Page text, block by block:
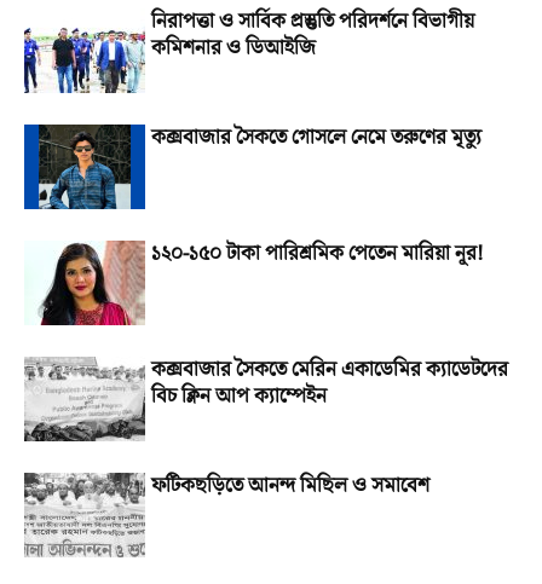
নিরাপত্তা ও সার্বিক প্রস্তুতি পরিদর্শনে বিভাগীয়
কমিশনার ও ডিআইজি
কক্সবাজার সৈকতে গোসলে নেমে তরুণের মৃত্যু
১২০-১৫০ টাকা পারিশ্রমিক পেতেন মারিয়া নূর!
কক্সবাজার সৈকতে মেরিন একাডেমির ক্যাডেটদের
বিচ ক্লিন আপ ক্যাম্পেইন
ফটিকছড়িতে আনন্দ মিছিল ও সমাবেশ